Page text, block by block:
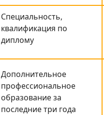
Специальность,
квалификация по
диплому
Дополнительное
профессиональное
образование за
последние три года